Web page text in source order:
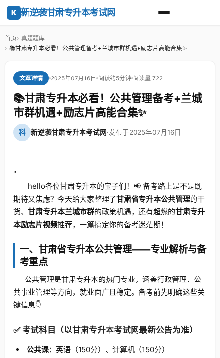
K 新逆袭甘肃专升本考试网
首页
真题题库
📚甘肃专升本必看！公共管理备考+兰城市群机遇+励志片高能合集✨
文章详情 2025年07月16日 阅读约5分钟 阅读量 722
📚甘肃专升本必看！公共管理备考+兰城
市群机遇+励志片高能合集✨
科 新逆袭甘肃专升本考试网·发布于2025年07月16日
"
hello各位甘肃专升本的宝子们！📢 备考路上是不是既
期待又焦虑？今天给大家整理了甘肃省专升本公共管理的干
货、 甘肃专升本兰城市群的政策机遇，还有超燃的甘肃专升
本励志片视频推荐，一篇搞定你的备考迷茫期！
一、甘肃省专升本公共管理——专业解析与备
考重点
公共管理是甘肃专升本的热门专业，涵盖行政管理、公
共事业管理等方向，就业面广且稳定。备考前先明确这些关
键信息👇
✅ 考试科目（以甘肃专升本考试网最新公告为准）
公共课：英语（150分）、计算机（150分）